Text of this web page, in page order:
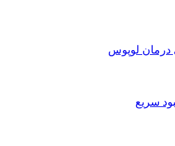
درمان لوپوس